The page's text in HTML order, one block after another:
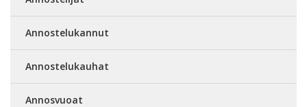
Annostelukannut
Annostelukauhat
Annosvuoat